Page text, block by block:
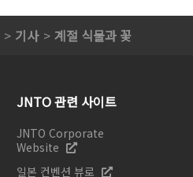
기사 계절 식물과 꽃
JNTO 관련 사이트
JNTO Corporate
Website
일본 컨벤션 뷰로